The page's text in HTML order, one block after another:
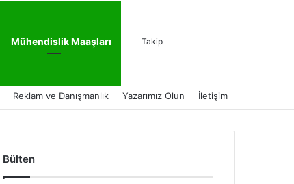
Mühendislik Maaşları Takip
Reklam ve Danışmanlık Yazarımız Olun İletişim
Bülten